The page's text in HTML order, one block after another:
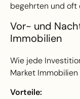
begehrten und oft
Vor- und
Immobilien
Wie jede
Market
Vorteile: